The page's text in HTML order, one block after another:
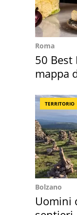
Roma
50 Best
mappa
TERRITORIO
Bolzano
Uomini